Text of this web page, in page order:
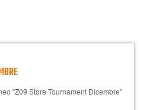
"Z09 Store Tournament Dicembre"